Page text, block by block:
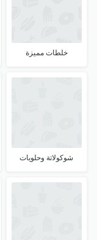
خلطات مميزة
شوكولاتة وحلويات